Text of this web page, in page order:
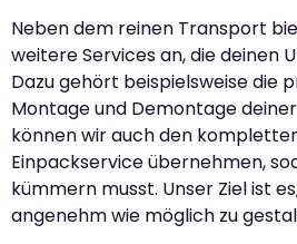
Neben dem reinen Transport
weitere Services an, die deinen
Dazu gehört beispielsweise die
Montage und Demontage
können wir auch den
Einpackservice übernehmen,
kümmern musst. Unser Ziel ist
angenehm wie möglich zu